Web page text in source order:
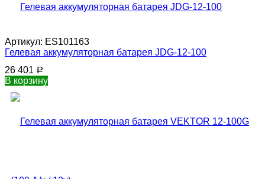
Артикул: ES101163
Гелевая аккумуляторная батарея JDG-12-100
26 401 Р
В корзину